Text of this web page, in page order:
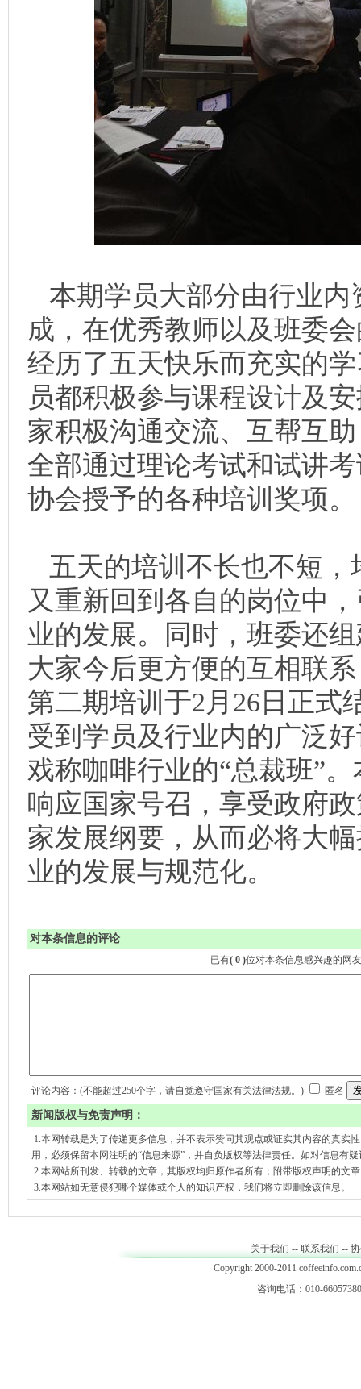
本期学员大部分由行业内
成，在优秀教师以及班委
经历了五天快乐而充实的
员都积极参与课程设计及
家积极沟通交流、互帮互
全部通过理论考试和试讲
协会授予的各种培训奖项。
五天的培训不长也不短，
又重新回到各自的岗位中
业的发展。同时，班委还
大家今后更方便的互相联
第二期培训于2月26日正式
受到学员及行业内的广泛
戏称咖啡行业的“总裁班”
响应国家号召，享受政府
家发展纲要，从而必将大
业的发展与规范化。
对本条信息的评论
-------------- 已有( 0 )位对本条信息感兴趣的网
评论内容：(不能超过250个字，请自觉遵守国家有关法律法规。) 匿名
新闻版权与免责声明：
1.本网转载是为了传递更多信息，并不表示赞同其观点或证实其内容的真实
用，必须保留本网注明的“信息来源”，并自负版权等法律责任。如对信息有
2.本网站所刊发、转载的文章，其版权均归原作者所有；附带版权声明的文
3.本网站如无意侵犯哪个媒体或个人的知识产权，我们将立即删除该信息。
关于我们 -- 联系我们 --
Copyright 2000-2011
咨询电话：010-